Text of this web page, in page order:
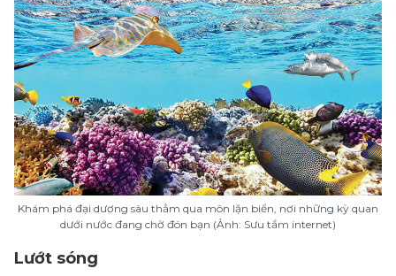
Khám phá đại dương sâu thẳm qua môn lặn biển, nơi những kỳ quan
dưới nước đang chờ đón bạn (Ảnh: Sưu tầm internet)
Lướt sóng